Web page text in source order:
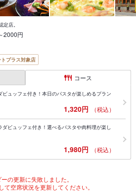
店。
2000円
トプラス対象店
コース
ュッフェ付き！本日のパスタが楽しめるプラン
1,320円 （税込）
ビュッフェ付き！選べるパスタや肉料理が楽し
1,980円 （税込）
の更新に失敗しました。
て空席状況を更新してください。